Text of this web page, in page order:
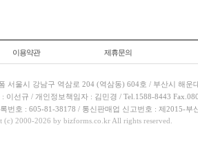
이용약관 제휴문의
서울시 강남구 역삼로 204 (역삼동) 604호 / 부산시 해운
이선규 / 개인정보책임자 : 김민경 / Tel.1588-8443
번호 : 605-81-38178 / 통신판매업 신고번호 : 제2015-부
(c) 2000-2026 by bizforms.co.kr All rights reserved.